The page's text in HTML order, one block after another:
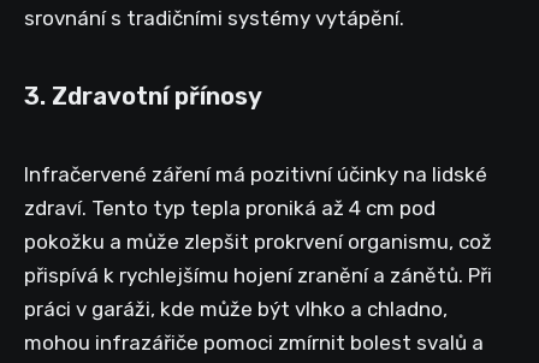
srovnání s tradičními systémy vytápění.
3. Zdravotní přínosy
Infračervené záření má pozitivní účinky na lidské
zdraví. Tento typ tepla proniká až 4 cm pod
pokožku a může zlepšit prokrvení organismu, což
přispívá k rychlejšímu hojení zranění a zánětů. Při
práci v garáži, kde může být vlhko a chladno,
mohou infrazářiče pomoci zmírnit bolest svalů a